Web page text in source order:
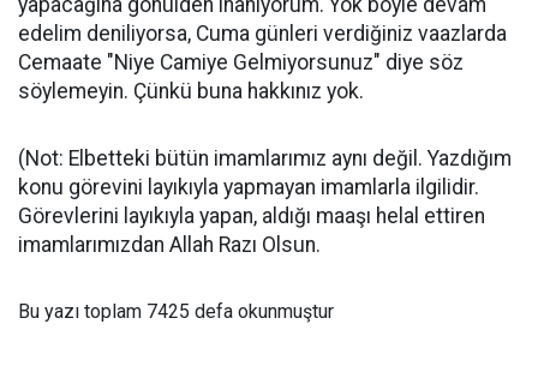
yapacağına gönülden inanıyorum. Yok böyle devam
edelim deniliyorsa, Cuma günleri verdiğiniz vaazlarda
Cemaate "Niye Camiye Gelmiyorsunuz" diye söz
söylemeyin. Çünkü buna hakkınız yok.
(Not: Elbetteki bütün imamlarımız aynı değil. Yazdığım
konu görevini layıkıyla yapmayan imamlarla ilgilidir.
Görevlerini layıkıyla yapan, aldığı maaşı helal ettiren
imamlarımızdan Allah Razı Olsun.
Bu yazı toplam 7425 defa okunmuştur